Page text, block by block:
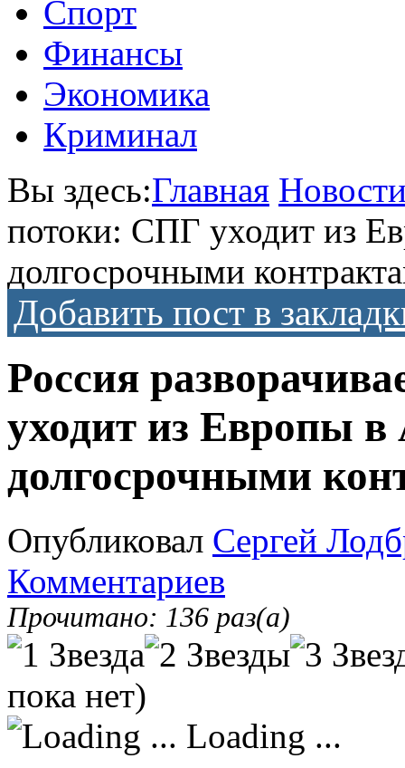
Спорт
Финансы
Экономика
Криминал
Вы здесь:Главная
потоки: СПГ уходит из
долгосрочными
Добавить пост в
Россия
уходит из Европы в
долгосрочными
Опубликовал Сергей
Комментариев
Прочитано: 136 раз(а)
пока нет)
Loading ...